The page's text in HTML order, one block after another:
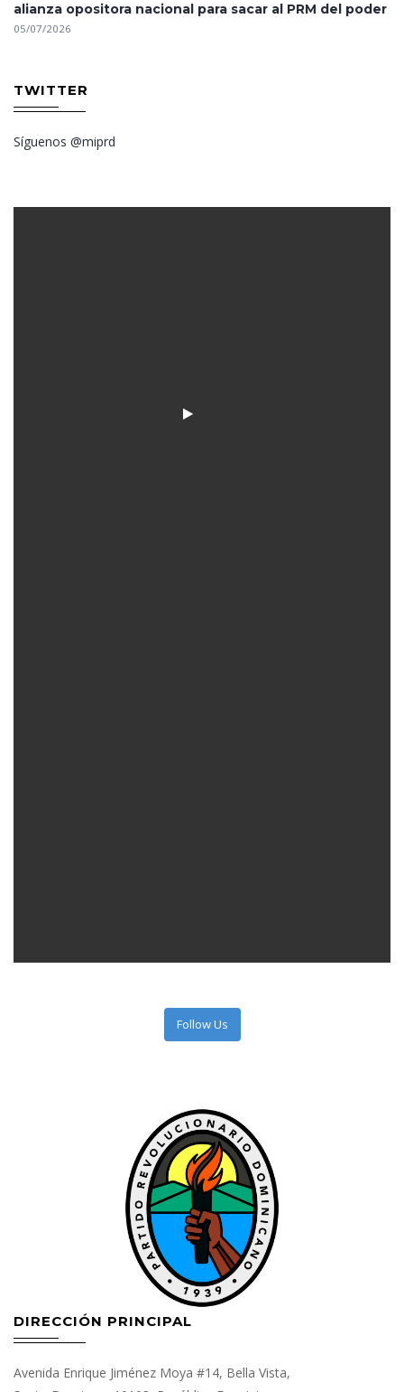
alianza opositora nacional para sacar al PRM del poder
05/07/2026
TWITTER
Síguenos @miprd
Follow Us
DIRECCIÓN PRINCIPAL
Avenida Enrique Jiménez Moya #14, Bella Vista,